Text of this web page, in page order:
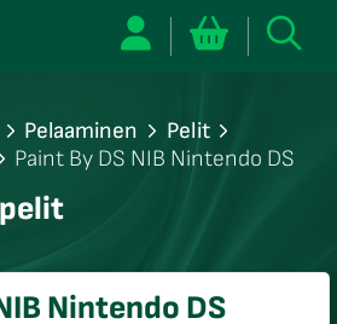
Pelaaminen
Pelit
Paint By DS NIB Nintendo DS
Nintendo DS